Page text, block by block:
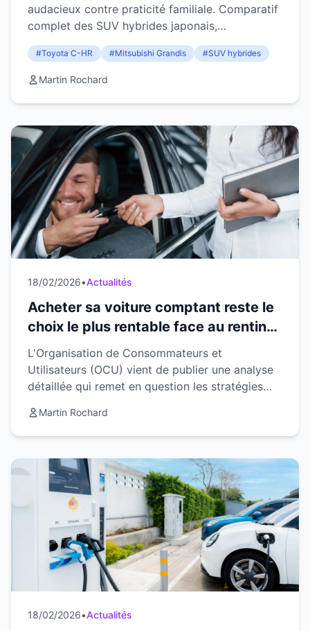
audacieux contre praticité familiale. Comparatif
complet des SUV hybrides japonais,
motorisations et habitabilité.
#Toyota C-HR #Mitsubishi Grandis #SUV hybrides
Martin Rochard
18/02/2026•Actualités
Acheter sa voiture comptant reste le
choix le plus rentable face au renting
en 2026
L'Organisation de Consommateurs et
Utilisateurs (OCU) vient de publier une analyse
détaillée qui remet en question les stratégies
Selon leurs conclusio...
Martin Rochard
18/02/2026•Actualités